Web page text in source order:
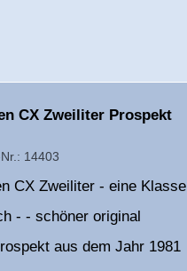
CX Zweiliter Prospekt
14403
CX Zweiliter - eine Klasse
- - schöner original
aus dem Jahr 1981